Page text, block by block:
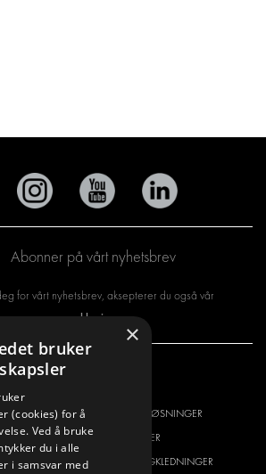
Abonner på vårt nyhetsbrev
for vårt nyhetsbrev, aksepterer du også vår
personvernerklæring
INNREDNINGSLØSNINGER
FRAKTLØSNINGER
GULV- OG VEGGKLEDNINGER
×
bruker
(cookies) for å
Ved å bruke
du i alle
i samsvar med